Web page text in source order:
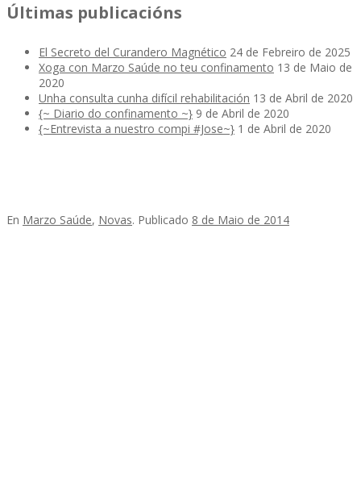
Últimas publicacións
El Secreto del Curandero Magnético 24 de Febreiro de 2025
Xoga con Marzo Saúde no teu confinamento 13 de Maio de
2020
Unha consulta cunha difícil rehabilitación 13 de Abril de 2020
{~ Diario do confinamento ~} 9 de Abril de 2020
{~Entrevista a nuestro compi #Jose~} 1 de Abril de 2020
En Marzo Saúde, Novas. Publicado 8 de Maio de 2014